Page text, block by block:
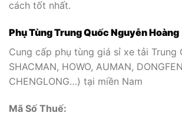
cách tốt nhất.
Phụ Tùng Trung Quốc Nguyễn Hoàng
Cung cấp phụ tùng giá sỉ xe tải Trung
SHACMAN, HOWO, AUMAN,
CHENGLONG…) tại miền Nam
Mã Số Thuế: